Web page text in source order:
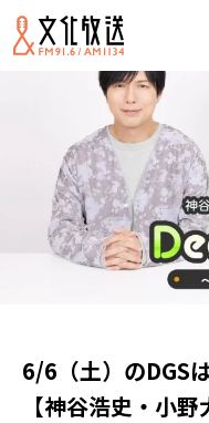
6/6（土）のDGS
【神谷浩史・小